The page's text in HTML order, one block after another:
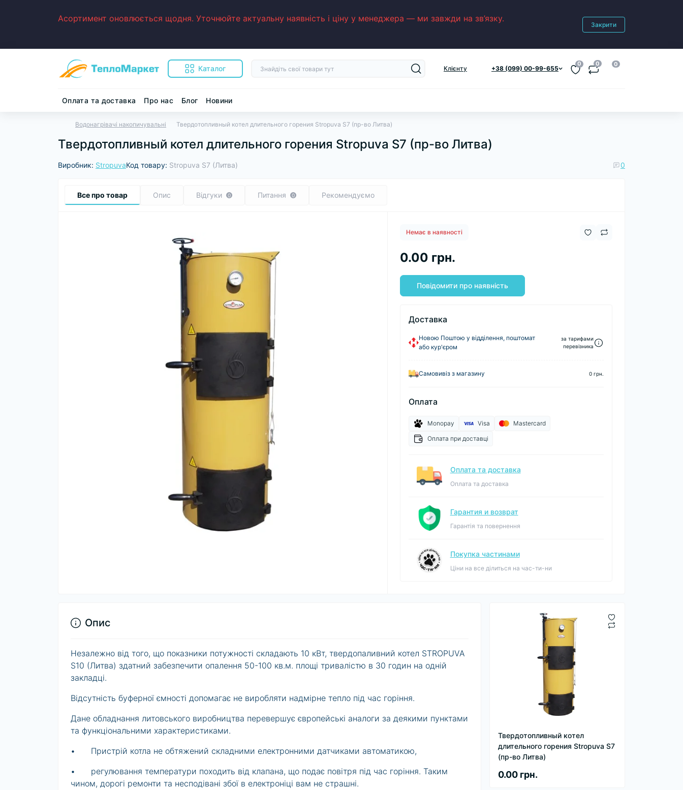
Асортимент оновлюється щодня. Уточнюйте актуальну наявність і ціну у менеджера — ми завжди на зв’язку.
Закрити
Каталог Клієнту +38 (099) 00-99-655
0 0 0
Оплата та доставка Про нас Блог Новини
Водонагрівачі накопичувальні Твердотопливный котел длительного горения Stropuva S7 (пр-во Литва)
Твердотопливный котел длительного горения Stropuva S7 (пр-во Литва)
Виробник: StropuvaКод товару: Stropuva S7 (Литва) 0
Все про товар Опис Відгуки 0 Питання 0 Рекомендуємо
Немає в наявності
0.00 грн.
Повідомити про наявність
Доставка
Новою Поштою у відділення, поштомат
або кур'єром
за тарифами
перевізника
Самовивіз з магазину 0 грн.
Оплата
Monopay Visa
Mastercard
Оплата при доставці
Оплата та доставка
Оплата та доставка
Гарантия и возврат
Гарантія та повернення
Покупка частинами
Ціни на все ділиться на час-ти-ни
Твердотопливный котел
длительного горения Stropuva S7
(пр-во Литва)
0.00 грн.
Опис
Незалежно від того, що показники потужності складають 10 кВт, твердопаливний котел STROPUVA
S10 (Литва) здатний забезпечити опалення 50-100 кв.м. площі тривалістю в 30 годин на одній
закладці.
Відсутність буферної ємності допомагає не виробляти надмірне тепло під час горіння.
Дане обладнання литовського виробництва перевершує європейські аналоги за деякими пунктами
та функціональними характеристиками.
•
Пристрій котла не обтяжений складними електронними датчиками автоматикою,
•
регулювання температури походить від клапана, що подає повітря під час горіння. Таким
чином, дорогі ремонти та несподівані збої в електроніці вам не страшні.